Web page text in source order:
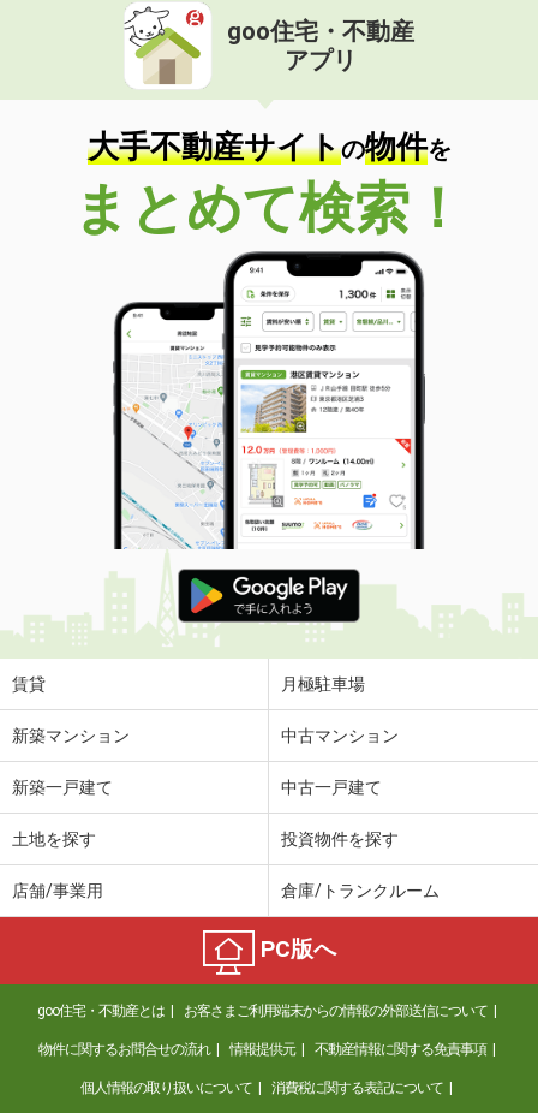
goo住宅・不動産
アプリ
大手不動産サイトの物件を
まとめて検索！
賃貸 月極駐車場
新築マンション 中古マンション
新築一戸建て 中古一戸建て
土地を探す 投資物件を探す
店舗/事業用 倉庫/トランクルーム
PC版へ
goo住宅・不動産とは お客さまご利用端末からの情報の外部送信について
物件に関するお問合せの流れ 情報提供元 不動産情報に関する免責事項
個人情報の取り扱いについて 消費税に関する表記について